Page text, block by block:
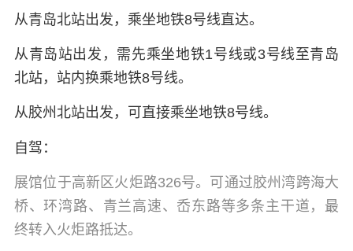
从青岛北站出发，乘坐地铁8号线直达。
从青岛站出发，需先乘坐地铁1号线或3号线至青岛
北站，站内换乘地铁8号线。
从胶州北站出发，可直接乘坐地铁8号线。
自驾：
展馆位于高新区火炬路326号。可通过胶州湾跨海大
桥、环湾路、青兰高速、岙东路等多条主干道，最
终转入火炬路抵达。